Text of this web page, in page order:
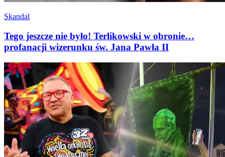
Skandal
Tego jeszcze nie było! Terlikowski w obronie…
profanacji wizerunku św. Jana Pawła II